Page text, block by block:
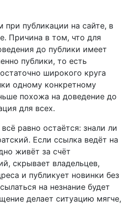
при публикации на сайте, в
Причина в том, что для
до публики имеет
публики, то есть
широкого круга
одному конкретному
похожа на доведение до
для всех.
равно остаётся: знали ли
Если ссылка ведёт на
живёт за счёт
скрывает владельцев,
и публикует новинки без
на незнание будет
делает ситуацию мягче,